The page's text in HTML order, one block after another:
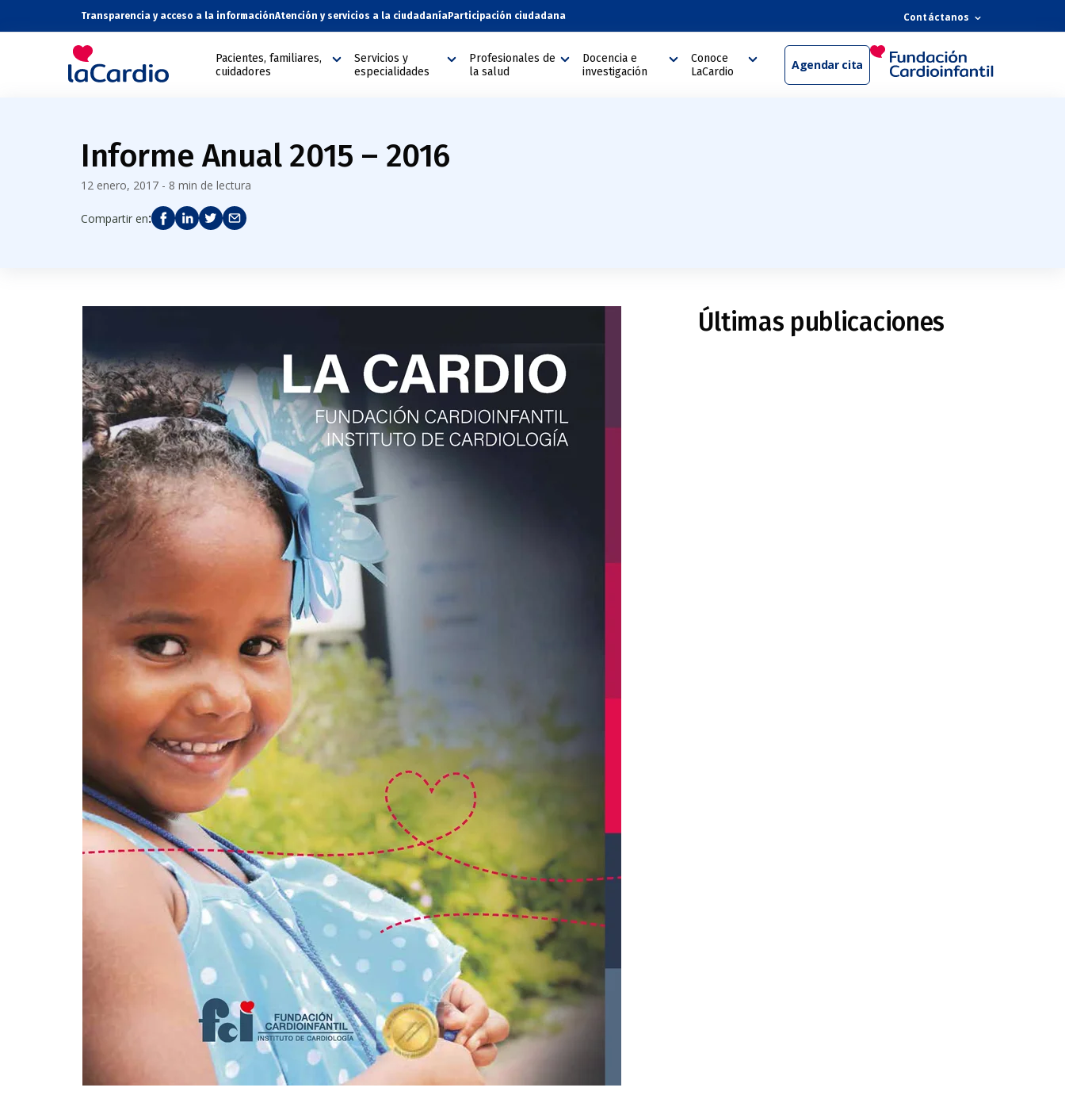
Transparencia y acceso a la informaciónAtención y servicios a la ciudadanía Participación ciudadana Contáctanos
Pacientes, familiares,
cuidadores
Servicios y
especialidades
Profesionales de
la salud
Docencia e
investigación
Conoce
LaCardio
Agendar cita
Informe Anual 2015 – 2016
12 enero, 2017 - 8 min de lectura
Compartir en:
Últimas publicaciones